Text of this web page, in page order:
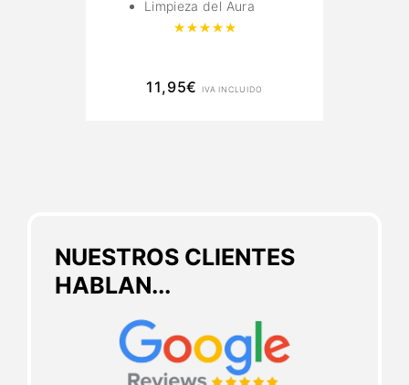
NUESTROS CLIENTES
HABLAN...
Limpieza del Aura
Valorado con
11,95€ IVA INCLUIDO